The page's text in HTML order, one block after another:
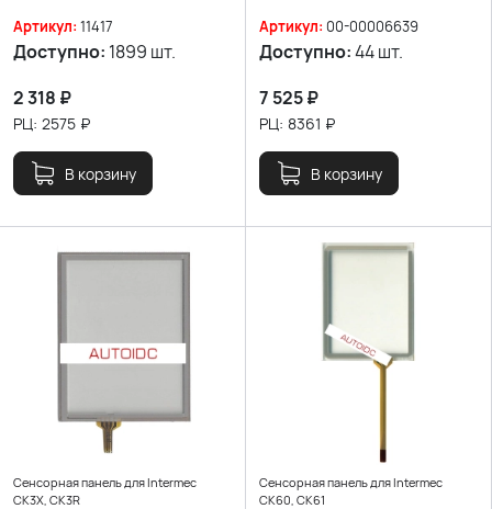
Артикул: 11417
Доступно: 1899 шт.
2 318 ₽
РЦ: 2575 ₽
В корзину
Артикул: 00-00006639
Доступно:44 шт.
7 525₽
РЦ: 8361 ₽
В корзину
Сенсорная панель для Intermec
CK3X, CK3R
Сенсорная панель для Intermec
CK60, CK61